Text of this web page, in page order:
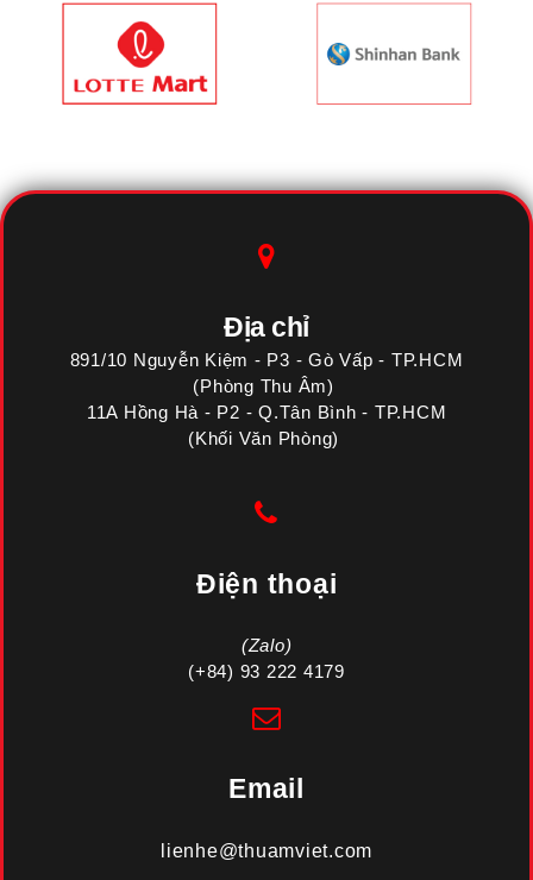
Địa chỉ
891/10 Nguyễn Kiệm - P3 - Gò Vấp - TP.HCM
(Phòng Thu Âm)
11A Hồng Hà - P2 - Q.Tân Bình - TP.HCM
(Khối Văn Phòng)
Điện thoại
(Zalo)
(+84) 93 222 4179
Email
lienhe@thuamviet.com